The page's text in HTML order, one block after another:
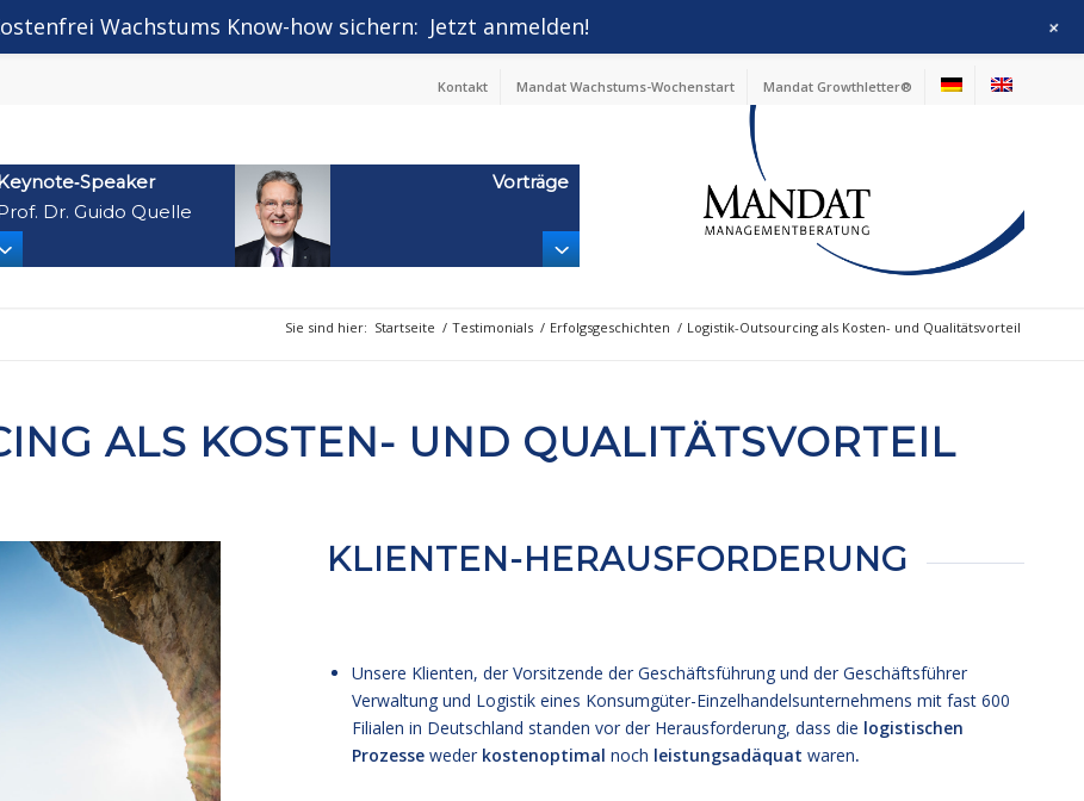
Kontakt Mandat Wachstums-Wochenstart Mandat Growthletter®
Keynote‑Speaker
Dr. Guido Quelle
Vorträge
Sie sind hier: Startseite / Testimonials / Erfolgsgeschichten / Logistik-Outsourcing als Kosten- und Qualitätsvorteil
ALS KOSTEN- UND QUALITÄTSVORTEIL
KLIENTEN-HERAUSFORDERUNG
Unsere Klienten, der Vorsitzende der Geschäftsführung und der Geschäftsführer
Verwaltung und Logistik eines Konsumgüter-Einzelhandelsunternehmens mit fast 600
Filialen in Deutschland standen vor der Herausforderung, dass die logistischen
Prozesse weder kostenoptimal noch leistungsadäquatwaren.
Wachstums Know-how sichern: Jetzt anmelden! +